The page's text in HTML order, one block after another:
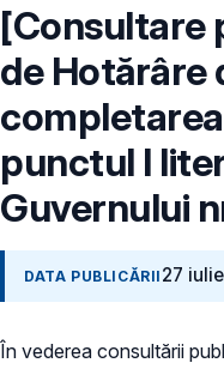
[Consultare
de Hotărâre
completarea
punctul I
Guvernului
DATA PUBLICĂRII 27
În vederea consultării